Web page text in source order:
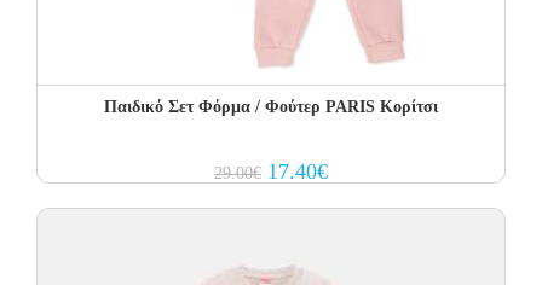
Παιδικό Σετ Φόρμα / Φούτερ PARIS Κορίτσι
29.00€ Original
price
17.40€Current
price